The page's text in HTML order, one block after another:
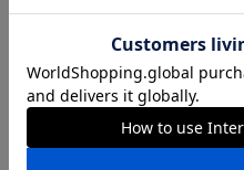
《ジャケット》着丈69cm
89.5cm 肩幅44.3cm 袖丈
《パンツ》ウエスト表示
ップ96.8cm 股上23cm ワ
21.2cm 裾幅18.4cm